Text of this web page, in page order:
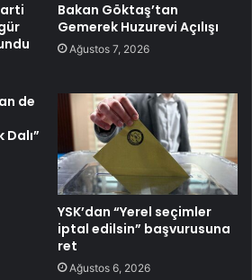
Bakan Göktaş’tan
Gemerek Huzurevi Açılışı
Ağustos 7, 2026
de
YSK’dan “Yerel seçimler
iptal edilsin” başvurusuna
ret
Ağustos 6, 2026